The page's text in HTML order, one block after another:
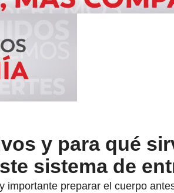
y para qué
sistema de
importante preparar el cuerpo